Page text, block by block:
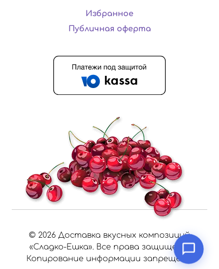
Избранное
Публичная оферта
© 2026 Доставка вкусных композиций
«Сладко-Ешка». Все права защищены.
Копирование информации запрещено.